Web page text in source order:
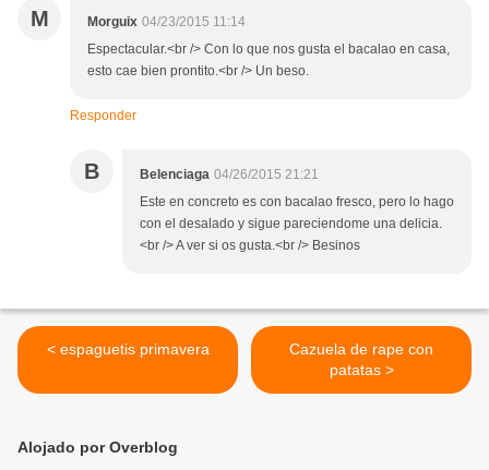
M Morguix 04/23/2015 11:14
Espectacular.<br /> Con lo que nos gusta el bacalao en casa,
esto cae bien prontito.<br /> Un beso.
Responder
B Belenciaga 04/26/2015 21:21
Este en concreto es con bacalao fresco, pero lo hago
con el desalado y sigue pareciendome una delicia.
<br /> A ver si os gusta.<br /> Besinos
< espaguetis primavera
Cazuela de rape con
patatas >
Alojado por Overblog